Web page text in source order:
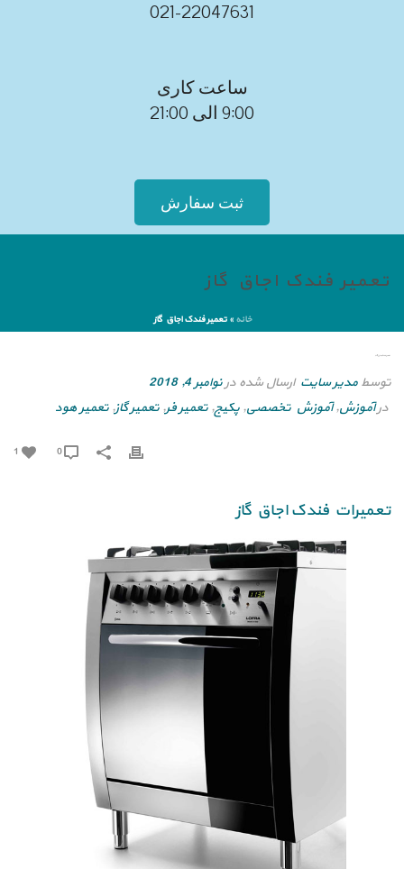
021-22047631
ساعت کاری
9:00 الی 21:00
ثبت سفارش
تعمیر فندک اجاق گاز
خانه »تعمیر فندک اجاق گاز
تعمیر فندک اجاق گاز
توسطمدیر سایت ارسال شده درنوامبر 4, 2018
درآموزش,آموزش تخصصی,پکیج,تعمیر فر,تعمیر گاز,تعمیر هود
1
تعمیرات فندک اجاق گاز